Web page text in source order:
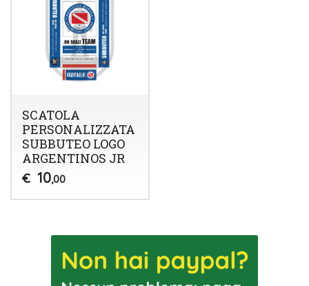
SCATOLA
PERSONALIZZATA
SUBBUTEO LOGO
ARGENTINOS JR
€ 10,00